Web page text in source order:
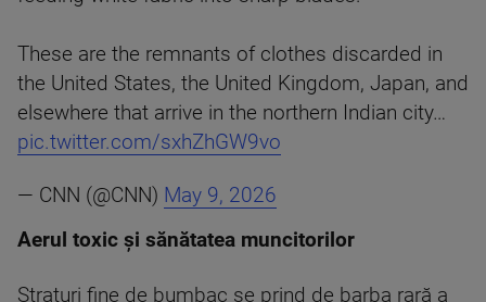
These are the remnants of clothes discarded in
the United States, the United Kingdom, Japan, and
elsewhere that arrive in the northern Indian city…
pic.twitter.com/sxhZhGW9vo
— CNN (@CNN) May 9, 2026
Aerul toxic și sănătatea muncitorilor
Straturi fine de bumbac se prind de barba rară a